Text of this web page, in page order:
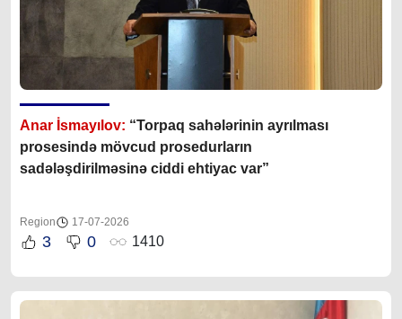
Anar İsmayılov: “Torpaq sahələrinin ayrılması
prosesində mövcud prosedurların
sadələşdirilməsinə ciddi ehtiyac var”
Region 17-07-2026
3 0 1410